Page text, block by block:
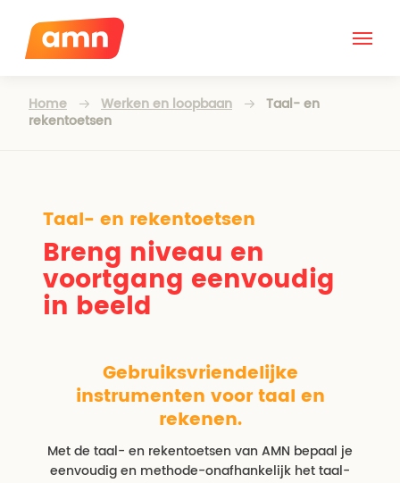
Home Werken en loopbaan
Taal- en
rekentoetsen
Taal- en rekentoetsen
Breng niveau en
voortgang eenvoudig
in beeld
Gebruiksvriendelijke
instrumenten voor taal en
rekenen.
Met de taal- en rekentoetsen van AMN bepaal je
eenvoudig en methode-onafhankelijk het taal-